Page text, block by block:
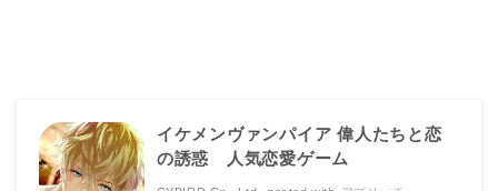
イケメンヴァンパイア 偉人たちと恋
の誘惑 人気恋愛ゲーム